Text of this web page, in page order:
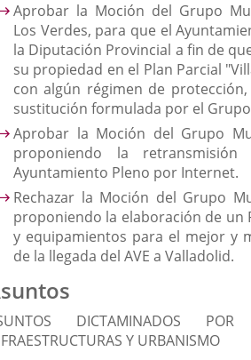
Aprobar la Moción del Grupo
Los Verdes, para que el
la Diputación Provincial a fin de
su propiedad en el Plan Parcial
con algún régimen de
sustitución formulada por el
Aprobar la Moción del Grupo
proponiendo la
Ayuntamiento Pleno por Internet.
Rechazar la Moción del Grupo
proponiendo la elaboración de un
y equipamientos para el mejor y
de la llegada del AVE a Valladolid.
DICTAMINADOS
Y URBANISMO